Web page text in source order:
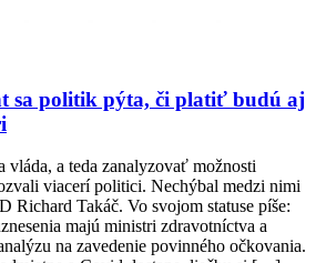
sa politik pýta, či platiť budú aj
vláda, a teda zanalyzovať možnosti
viacerí politici. Nechýbal medzi nimi
Richard Takáč. Vo svojom statuse píše:
majú ministri zdravotníctva a
na zavedenie povinného očkovania.